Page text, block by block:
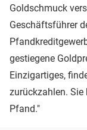
Goldschmuck
Geschäftsführer
gestiegene
Einzigartiges,
zurückzahlen.
Pfand."